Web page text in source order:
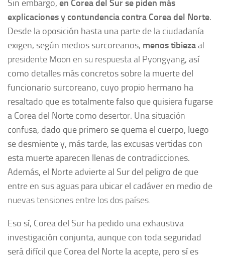
Sin embargo, en Corea del Sur se piden más
explicaciones y contundencia contra Corea del Norte.
Desde la oposición hasta una parte de la ciudadanía
exigen, según medios surcoreanos, menos tibiezaal
presidente Moon en su respuesta al Pyongyang, así
como detalles más concretos sobre la muerte del
funcionario surcoreano, cuyo propio hermano ha
resaltado que es totalmente falso que quisiera fugarse
a Corea del Norte como desertor. Una situación
confusa, dado que primero se quema el cuerpo, luego
se desmiente y, más tarde, las excusas vertidas con
esta muerte aparecen llenas de contradicciones.
Además, el Norte advierte al Sur del peligro de que
entre en sus aguas para ubicar el cadáver en medio de
nuevas tensiones entre los dos países.
Eso sí, Corea del Sur ha pedido una exhaustiva
investigación conjunta, aunque con toda seguridad
será difícil que Corea del Norte la acepte, pero sí es